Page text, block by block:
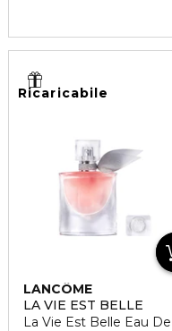
Ricaricabile
LANCÔME
LA VIE EST BELLE
La Vie Est Belle Eau